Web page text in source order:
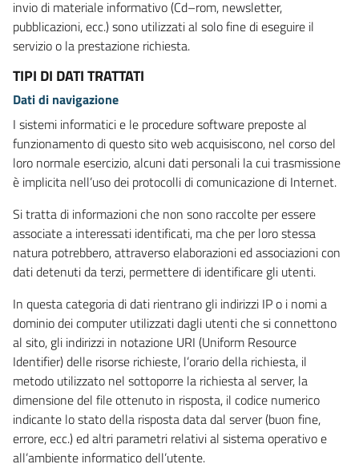
invio di materiale informativo (Cd–rom, newsletter,
pubblicazioni, ecc.) sono utilizzati al solo fine di eseguire il
servizio o la prestazione richiesta.
TIPI DI DATI TRATTATI
Dati di navigazione
I sistemi informatici e le procedure software preposte al
funzionamento di questo sito web acquisiscono, nel corso del
loro normale esercizio, alcuni dati personali la cui trasmissione
è implicita nell’uso dei protocolli di comunicazione di Internet.
Si tratta di informazioni che non sono raccolte per essere
associate a interessati identificati, ma che per loro stessa
natura potrebbero, attraverso elaborazioni ed associazioni con
dati detenuti da terzi, permettere di identificare gli utenti.
In questa categoria di dati rientrano gli indirizzi IP o i nomi a
dominio dei computer utilizzati dagli utenti che si connettono
al sito, gli indirizzi in notazione URI (Uniform Resource
Identifier) delle risorse richieste, l’orario della richiesta, il
metodo utilizzato nel sottoporre la richiesta al server, la
dimensione del file ottenuto in risposta, il codice numerico
indicante lo stato della risposta data dal server (buon fine,
errore, ecc.) ed altri parametri relativi al sistema operativo e
all’ambiente informatico dell’utente.